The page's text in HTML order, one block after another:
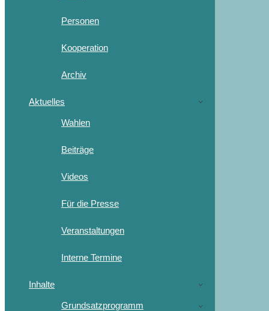
Personen
Kooperation
Archiv
Aktuelles
Wahlen
Beiträge
Videos
Für die Presse
Veranstaltungen
Interne Termine
Inhalte
Grundsatzprogramm